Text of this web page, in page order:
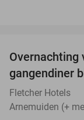
Overnachting
gangendiner
Fletcher Hotels
Arnemuiden (+